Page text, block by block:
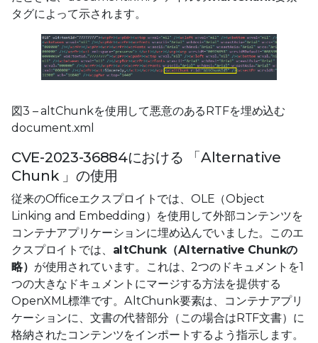
タグによって示されます。
図3 – altChunkを使用して悪意のあるRTFを埋め込む
document.xml
CVE-2023-36884における 「Alternative
Chunk 」の使用
従来のOfficeエクスプロイトでは、OLE（Object
Linking and Embedding）を使用して外部コンテンツを
コンテナアプリケーションに埋め込んでいました。このエ
クスプロイトでは、 altChunk（Alternative Chunkの
略） が使用されています。これは、2つのドキュメントを1
つの大きなドキュメントにマージする方法を提供する
OpenXML標準です。AltChunk要素は、コンテナアプリ
ケーションに、文書の代替部分（この場合はRTF文書）に
格納されたコンテンツをインポートするよう指示します。